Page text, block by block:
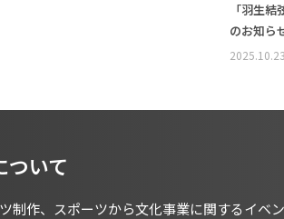
「羽生
のお知ら
2025.10.23
ついて
制作、スポーツから文化事業に関するイベ